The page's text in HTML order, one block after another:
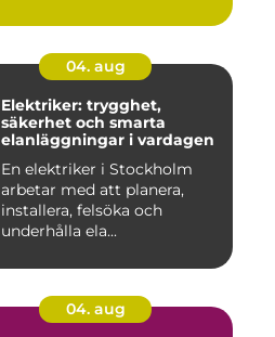
04. aug
Elektriker: trygghet,
säkerhet och smarta
elanläggningar i vardagen
En elektriker i Stockholm
arbetar med att planera,
installera, felsöka och
underhålla ela...
04. aug